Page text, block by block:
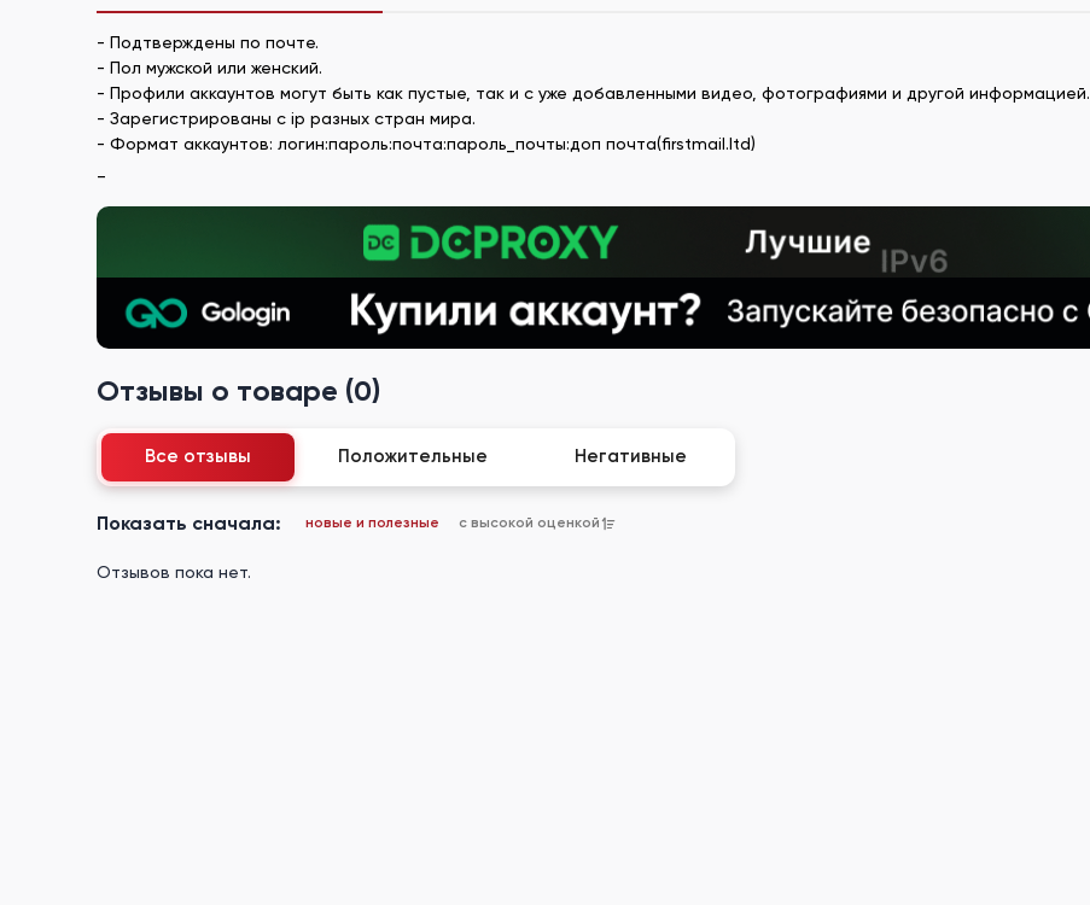
- Подтверждены по почте.
- Пол мужской или женский.
- Профили аккаунтов могут быть как пустые, так и с уже добавленными видео, фотографиями и другой информацией.
- Зарегистрированы с ip разных стран мира.
- Формат аккаунтов: логин:пароль:почта:пароль_почты:доп почта(firstmail.ltd)
Отзывы о товаре (0)
Все отзывы Положительные Негативные
Показать сначала: новые и полезные с высокой оценкой
Отзывов пока нет.